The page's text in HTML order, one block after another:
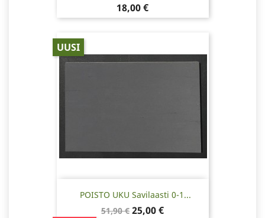
Hinta
18,00 €
POISTO UKU Savilaasti 0-1...
Normaalihinta
51,90 € Hinta
25,00 €
UUSI